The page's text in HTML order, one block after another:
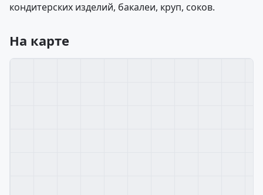
кондитерских изделий, бакалеи, круп, соков.
На карте